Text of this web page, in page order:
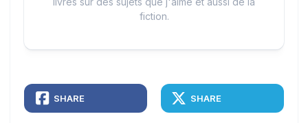
fiction.
SHARE SHARE